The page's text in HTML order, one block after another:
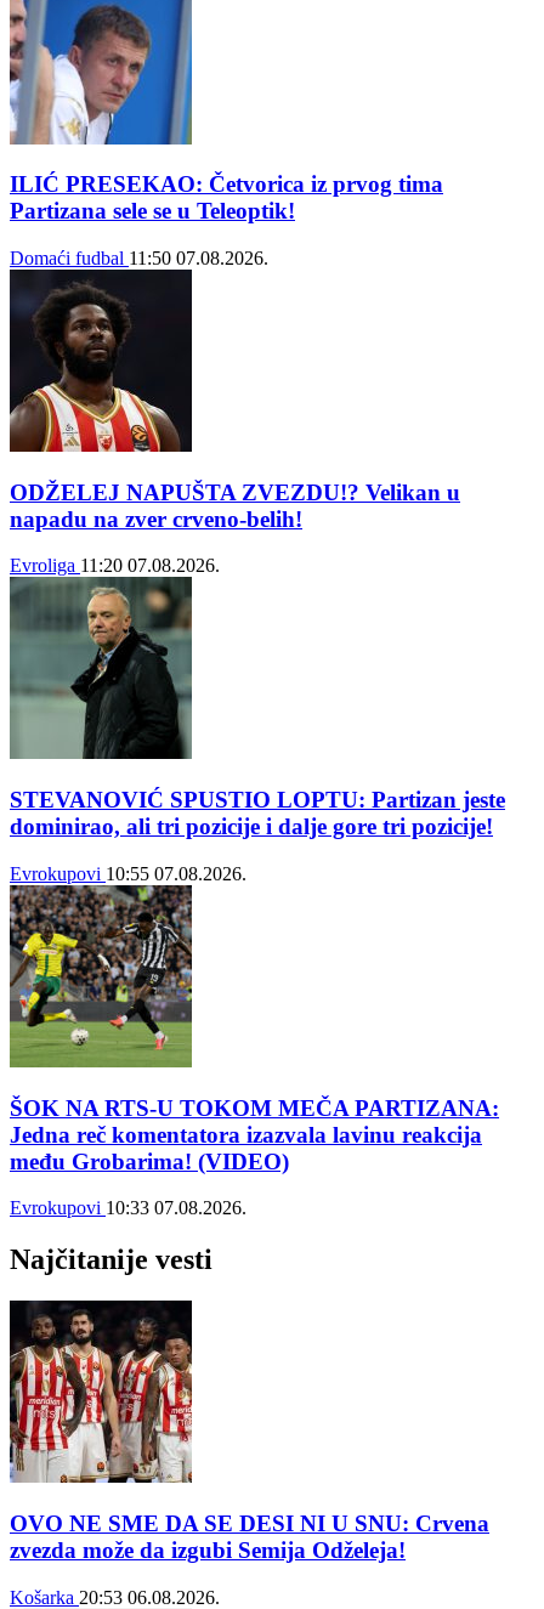
ILIĆ PRESEKAO: Četvorica iz prvog tima
Partizana sele se u Teleoptik!
Domaći fudbal 11:50 07.08.2026.
ODŽELEJ NAPUŠTA ZVEZDU!? Velikan u
napadu na zver crveno-belih!
Evroliga 11:20 07.08.2026.
STEVANOVIĆ SPUSTIO LOPTU: Partizan jeste
dominirao, ali tri pozicije i dalje gore tri pozicije!
Evrokupovi 10:55 07.08.2026.
ŠOK NA RTS-U TOKOM MEČA PARTIZANA:
Jedna reč komentatora izazvala lavinu reakcija
među Grobarima! (VIDEO)
Evrokupovi 10:33 07.08.2026.
Najčitanije vesti
OVO NE SME DA SE DESI NI U SNU: Crvena
zvezda može da izgubi Semija Odželeja!
Košarka 20:53 06.08.2026.